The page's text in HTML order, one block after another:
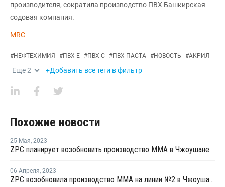
производителя, сократила производство ПВХ Башкирская
содовая компания.
MRC
#НЕФТЕХИМИЯ #ПВХ-Е #ПВХ-С #ПВХ-ПАСТА #НОВОСТЬ #АКРИЛ
Еще2 +Добавить все теги в фильтр
Похожие новости
25 Мая, 2023
ZPC планирует возобновить производство ММА в Чжоушане
06 Апреля, 2023
ZPC возобновила производство ММА на линии №2 в Чжоушане